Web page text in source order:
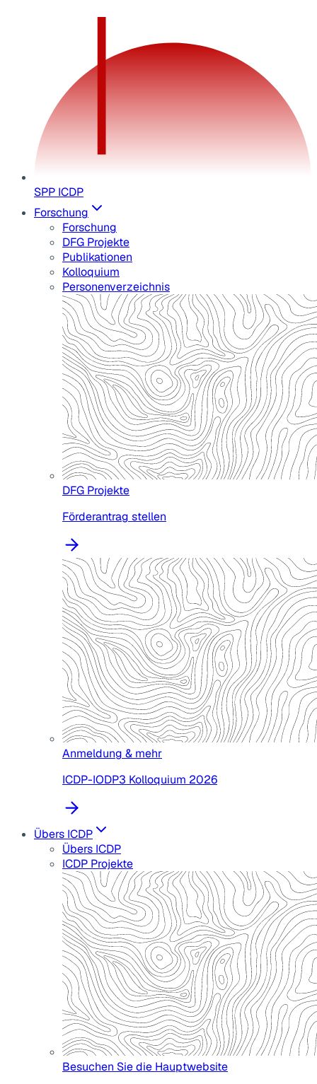
SPP ICDP
Forschung
Forschung
DFG Projekte
Publikationen
Kolloquium
Personenverzeichnis
DFG Projekte
Förderantrag stellen
Anmeldung & mehr
ICDP-IODP3 Kolloquium 2026
Übers ICDP
Übers ICDP
ICDP Projekte
Besuchen Sie die Hauptwebsite